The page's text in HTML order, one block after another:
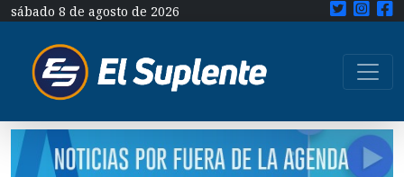
sábado 8 de agosto de 2026